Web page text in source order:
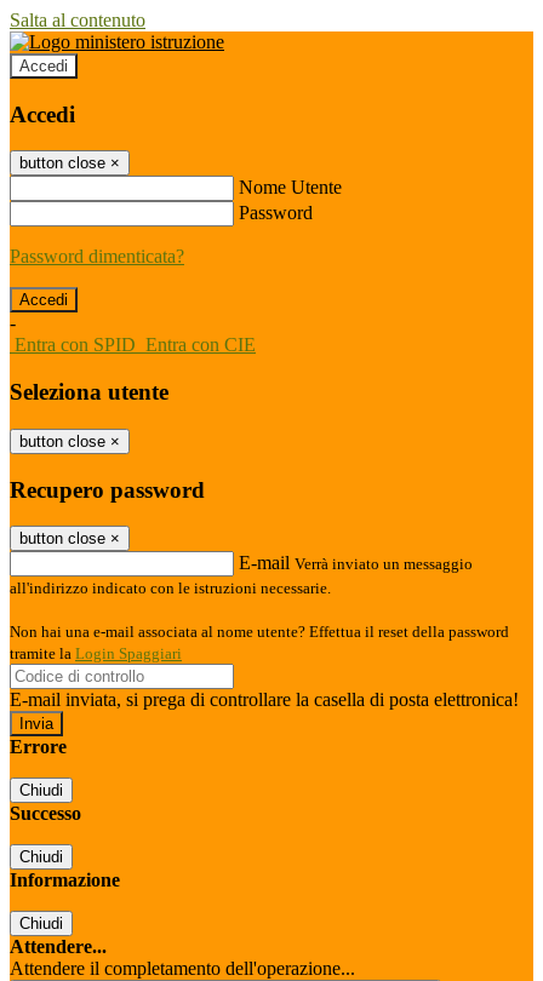
Salta al contenuto
Accedi
Accedi
button close ×
Nome Utente
Password
Password dimenticata?
-
Entra con SPID Entra con CIE
Seleziona utente
button close ×
Recupero password
button close ×
E-mail Verrà inviato un messaggio
all'indirizzo indicato con le istruzioni necessarie.
Non hai una e-mail associata al nome utente? Effettua il reset della password
tramite la Login Spaggiari
E-mail inviata, si prega di controllare la casella di posta elettronica!
Errore
Chiudi
Successo
Chiudi
Informazione
Chiudi
Attendere...
Attendere il completamento dell'operazione...